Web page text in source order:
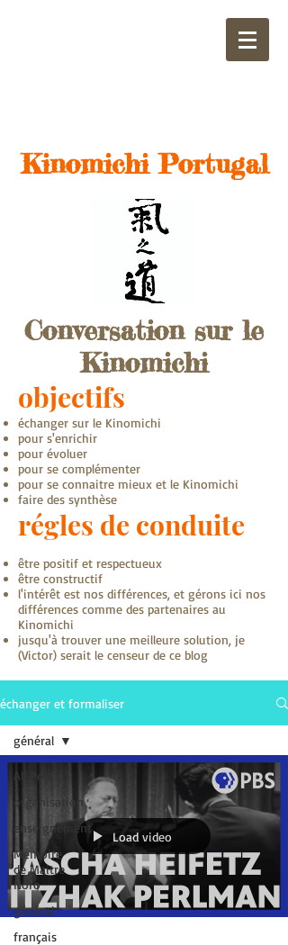
Kinomichi Portugal​
Conversation sur le
Kinomichi
objectifs
échanger sur le Kinomichi
pour s'enrichir
pour évoluer
pour se complémenter
pour se connaitre mieux et le Kinomichi
faire des synthèse
régles de conduite
être positif et respectueux
être constructif
l'intérêt est nos différences, et gérons ici nos
différences comme des partenaires au
Kinomichi
jusqu'à trouver une meilleure solution, je
(Victor) serait le censeur de ce blog
échanger et formaliser
All Posts
organisation
enseignement
Mémoire
de Maitre
Noro
général
français
général
Load video